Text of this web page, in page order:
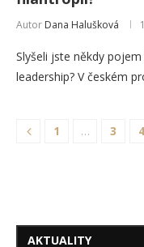
Autor Dana Halušková
Slyšeli jste někdy
leadership? V českém
1 … 3 4
AKTUALITY